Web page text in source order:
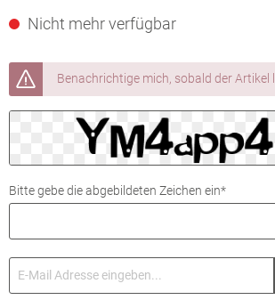
Nicht mehr verfügbar
Benachrichtige mich, sobald der Artikel
Bitte gebe die abgebildeten Zeichen ein*